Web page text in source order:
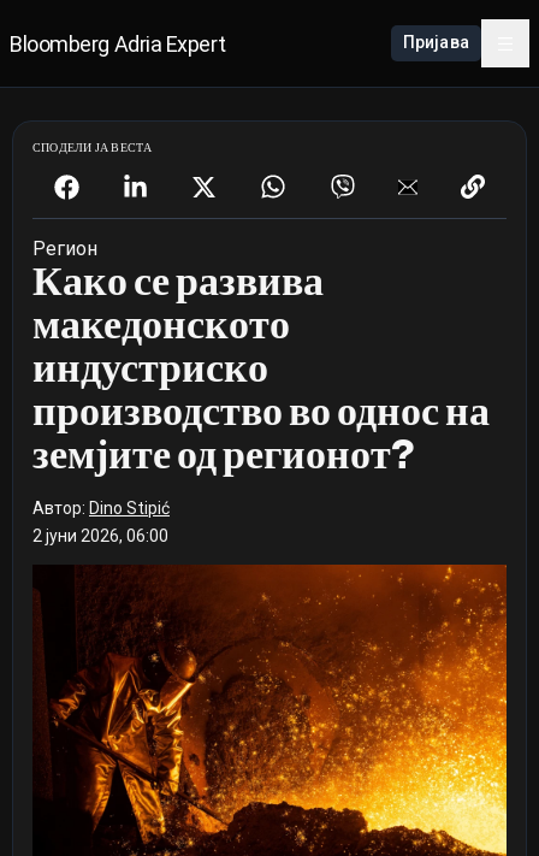
Bloomberg Adria Expert Пријава
СПОДЕЛИ ЈА ВЕСТА
Регион
Како се развива
македонското
индустриско
производство во однос на
земјите од регионот?
Автор: Dino Stipić
2 јуни 2026, 06:00